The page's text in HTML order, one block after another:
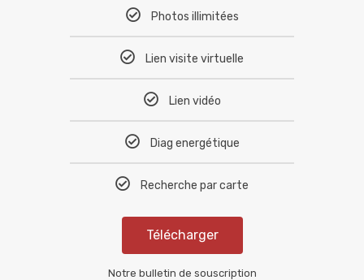
Photos illimitées
Lien visite virtuelle
Lien vidéo
Diag energétique
Recherche par carte
Télécharger
Notre bulletin de souscription